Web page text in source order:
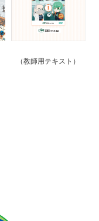
（教師用テキスト）